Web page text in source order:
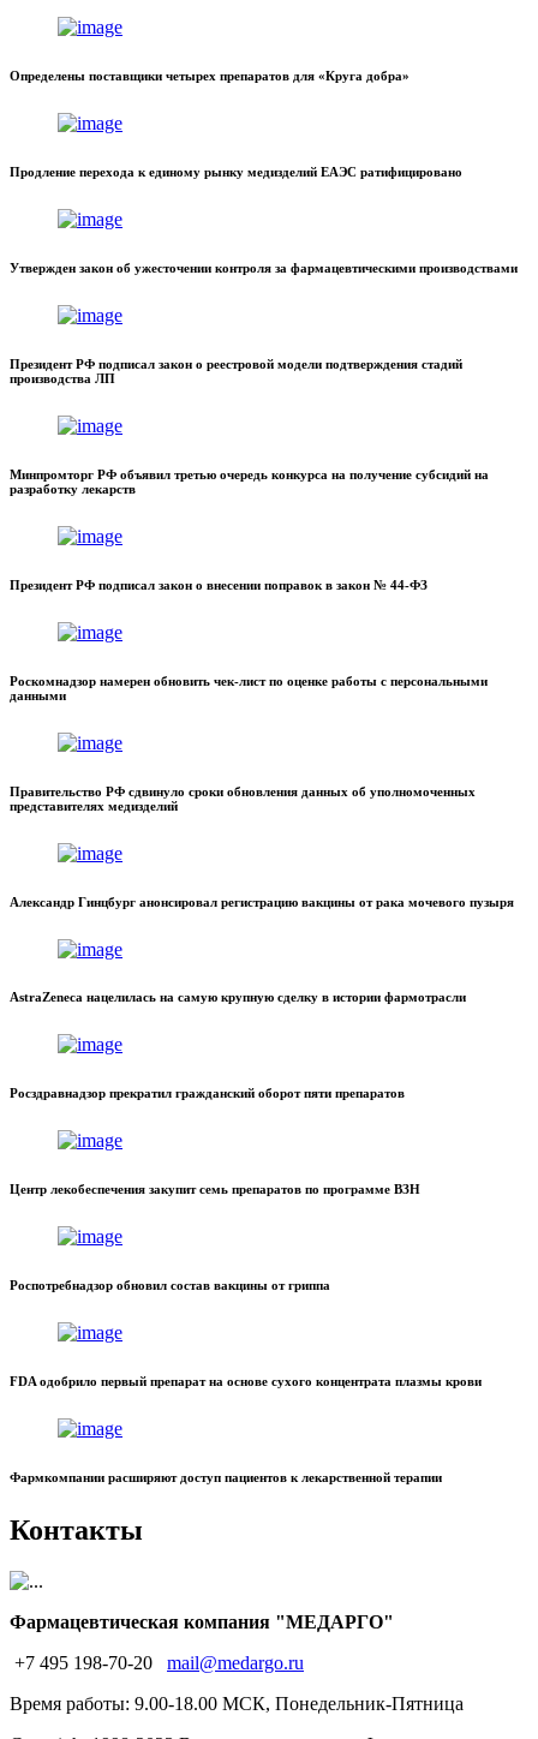
Определены поставщики четырех препаратов для «Круга добра»
Продление перехода к единому рынку медизделий ЕАЭС ратифицировано
Утвержден закон об ужесточении контроля за фармацевтическими производствами
Президент РФ подписал закон о реестровой модели подтверждения стадий
производства ЛП
Минпромторг РФ объявил третью очередь конкурса на получение субсидий на
разработку лекарств
Президент РФ подписал закон о внесении поправок в закон № 44-ФЗ
Роскомнадзор намерен обновить чек-лист по оценке работы с персональными
данными
Правительство РФ сдвинуло сроки обновления данных об уполномоченных
представителях медизделий
Александр Гинцбург анонсировал регистрацию вакцины от рака мочевого пузыря
AstraZeneca нацелилась на самую крупную сделку в истории фармотрасли
Росздравнадзор прекратил гражданский оборот пяти препаратов
Центр лекобеспечения закупит семь препаратов по программе ВЗН
Роспотребнадзор обновил состав вакцины от гриппа
FDA одобрило первый препарат на основе сухого концентрата плазмы крови
Фармкомпании расширяют доступ пациентов к лекарственной терапии
Контакты
Фармацевтическая компания "МЕДАРГО"
+7 495 198-70-20
mail@medargo.ru
Время работы: 9.00-18.00 МСК, Понедельник-Пятница